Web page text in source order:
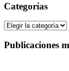
Categorías
Categorías
Publicaciones